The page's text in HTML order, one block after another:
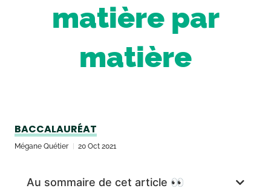
matière par
matière
BACCALAURÉAT
Mégane Quétier 20 Oct 2021
Au sommaire de cet article 👀